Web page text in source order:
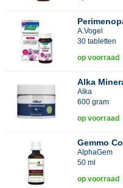
A.Vogel
30 tabletten
op voorraad
Alka
Alka
600 gram
op voorraad
Gemmo
AlphaGem
50 ml
op voorraad